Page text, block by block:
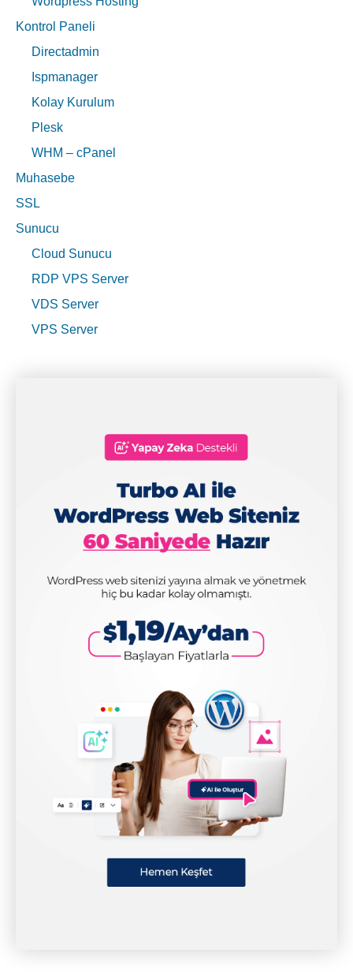
Kontrol Paneli
Directadmin
Ispmanager
Kolay Kurulum
Plesk
WHM – cPanel
Muhasebe
SSL
Sunucu
Cloud Sunucu
RDP VPS Server
VDS Server
VPS Server